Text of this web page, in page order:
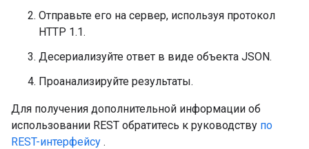
Отправьте его на сервер, используя протокол
HTTP 1.1.
Десериализуйте ответ в виде объекта JSON.
Проанализируйте результаты.
Для получения дополнительной информации об
использовании REST обратитесь к руководству по
REST-интерфейсу .